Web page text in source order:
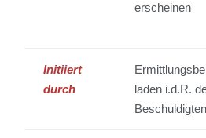
erscheinen
Initiiert
durch
laden i.d.R.